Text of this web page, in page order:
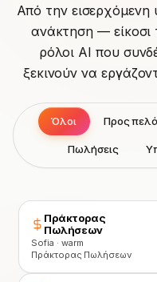
Από την
ανάκτηση — είκοσι
ρόλοι AI που
ξεκινούν να
Όλοι Προς
Πωλήσεις
Πράκτορας
Πωλήσεων
Sofia · warm
Πράκτορας Πωλήσεων